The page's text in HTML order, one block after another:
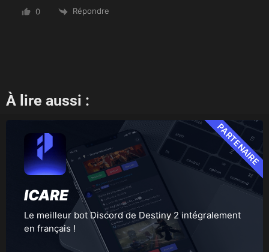
0 Répondre
À lire aussi :
ICARE
Le meilleur bot Discord de Destiny 2 intégralement
en français !
PARTENAIRE